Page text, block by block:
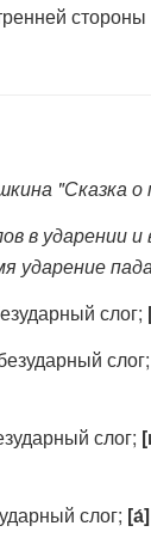
"Сказка
в ударении и
ударение
слог;
слог;
слог;
слог; [а́]